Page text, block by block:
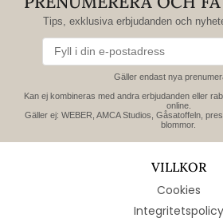
Tips, exklusiva erbjudanden och
Gäller endast nya
Kan ej kombineras med andra erbjudanden eller
online.
Gäller ej: WEBER, AMCA Studios, Gåsatoffeln,
blommor.
VILLKOR
Cookies
Integritetspolicy